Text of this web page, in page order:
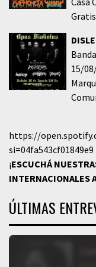
Gratis
15/
https://
si=04fa543cf01849e9
¡ESCUCHÁ
INTERNACIONALES
ÚLTIMAS